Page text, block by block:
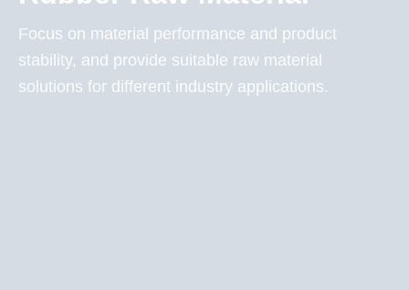
Focus on material performance and product
stability, and provide suitable raw material
solutions for different industry applications.